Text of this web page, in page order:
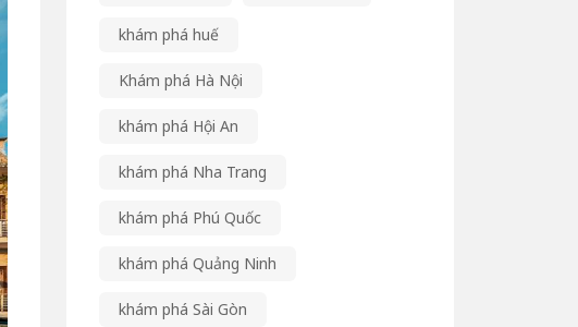
khám phá huế
Khám phá Hà Nội
khám phá Hội An
khám phá Nha Trang
khám phá Phú Quốc
khám phá Quảng Ninh
khám phá Sài Gòn